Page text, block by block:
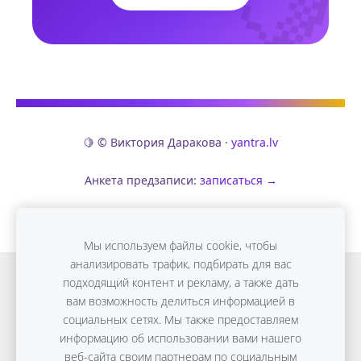
🍋 © Виктория Даракова · yantra.lv
Анкета предзаписи: записаться →
Онлайн обучение
Detox Anti-Age
ПЛОСКИЙ ЖИВОТ без диет
Консультации
Путешествия
Файлы cookie
Мы используем файлы cookie, чтобы
анализировать трафик, подбирать для вас
подходящий контент и рекламу, а также дать
вам возможность делиться информацией в
социальных сетях. Мы также предоставляем
информацию об использовании вами нашего
веб-сайта своим партнерам по социальным